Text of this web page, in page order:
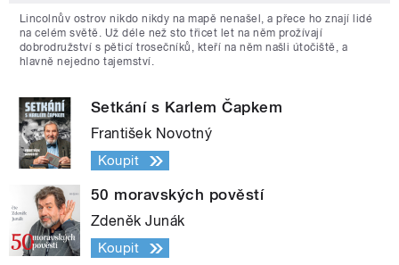
Lincolnův ostrov nikdo nikdy na mapě nenašel, a přece ho znají lidé
na celém světě. Už déle než sto třicet let na něm prožívají
dobrodružství s pěticí trosečníků, kteří na něm našli útočiště, a
hlavně nejedno tajemství.
Setkání s Karlem Čapkem
František Novotný
Koupit
50 moravských pověstí
Zdeněk Junák
Koupit